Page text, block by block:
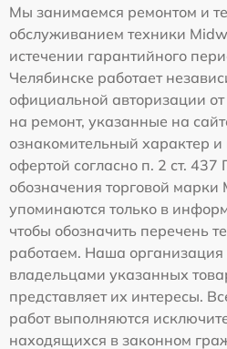
Мы занимаемся ремонтом и
обслуживанием техники
истечении гарантийного
Челябинске работает
официальной авторизации
на ремонт, указанные на
ознакомительный характер
офертой согласно п. 2 ст.
обозначения торговой
упоминаются только в
чтобы обозначить перечень
работаем. Наша
владельцами указанных
представляет их интересы.
работ выполняются
находящихся в законном